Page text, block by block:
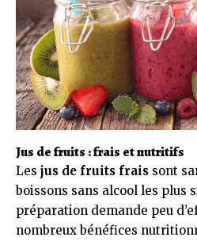
Jus de fruits : frais et nutritifs
Les jus de fruits frais sont
boissons sans alcool les plus
préparation demande peu
nombreux bénéfices